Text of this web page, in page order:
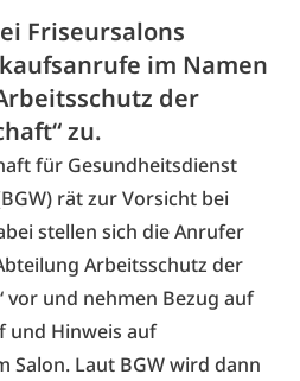
Friseursalons
im Namen
der
zu.
für Gesundheitsdienst
rät zur Vorsicht bei
stellen sich die Anrufer
Arbeitsschutz der
vor und nehmen Bezug auf
und Hinweis auf
Salon. Laut BGW wird dann